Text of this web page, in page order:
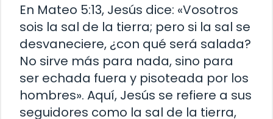
En Mateo 5:13, Jesús dice: «Vosotros
sois la sal de la tierra; pero si la sal se
desvaneciere, ¿con qué será salada?
No sirve más para nada, sino para
ser echada fuera y pisoteada por los
hombres». Aquí, Jesús se refiere a sus
seguidores como la sal de la tierra,